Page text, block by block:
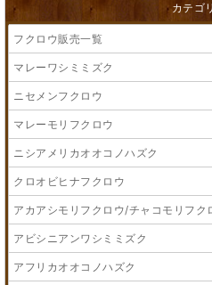
カテゴ
フクロウ販売一覧
マレーワシミミズク
ニセメンフクロウ
マレーモリフクロウ
ニシアメリカオオコノハズク
クロオビヒナフクロウ
アカアシモリフクロウ/チャコモリフク
アビシニアンワシミミズク
アフリカオオコノハズク